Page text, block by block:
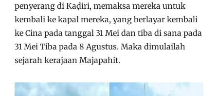
penyerang di Kaḍiri, memaksa mereka untuk
kembali ke kapal mereka, yang berlayar kembali
ke Cina pada tanggal 31 Mei dan tiba di sana pada
31 Mei Tiba pada 8 Agustus. Maka dimulailah
sejarah kerajaan Majapahit.